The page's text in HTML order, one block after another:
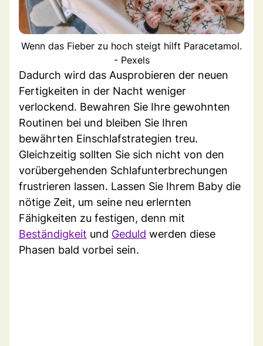
Wenn das Fieber zu hoch steigt hilft Paracetamol.
- Pexels
Dadurch wird das Ausprobieren der neuen
Fertigkeiten in der Nacht weniger
verlockend. Bewahren Sie Ihre gewohnten
Routinen bei und bleiben Sie Ihren
bewährten Einschlafstrategien treu.
Gleichzeitig sollten Sie sich nicht von den
vorübergehenden Schlafunterbrechungen
frustrieren lassen. Lassen Sie Ihrem Baby die
nötige Zeit, um seine neu erlernten
Fähigkeiten zu festigen, denn mit
Beständigkeit und Geduld werden diese
Phasen bald vorbei sein.